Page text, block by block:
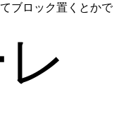
ブロック置くとかで